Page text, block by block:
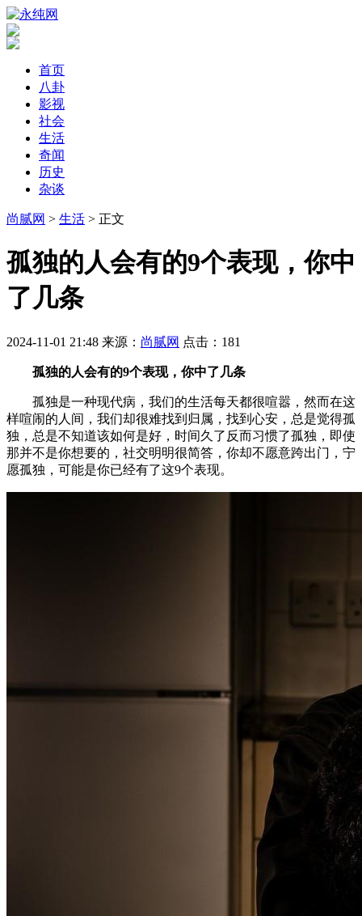
首页
八卦
影视
社会
生活
奇闻
历史
杂谈
尚腻网 > 生活 > 正文
​孤独的人会有的9个表现，你中
了几条
2024-11-01 21:48 来源： 尚腻网 点击： 181
孤独的人会有的9个表现，你中了几条
孤独是一种现代病，我们的生活每天都很喧嚣，然而在这
样喧闹的人间，我们却很难找到归属，找到心安，总是觉得孤
独，总是不知道该如何是好，时间久了反而习惯了孤独，即使
那并不是你想要的，社交明明很简答，你却不愿意跨出门，宁
愿孤独，可能是你已经有了这9个表现。